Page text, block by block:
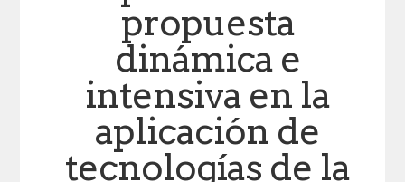
propuesta
dinámica e
intensiva en la
aplicación de
tecnologías de la